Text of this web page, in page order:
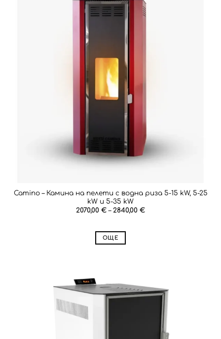
Camino – Камина на пелети с водна риза 5-15 kW, 5-25
kW и 5-35 kW
2070,00 € – 2840,00 €Price
ОЩЕ